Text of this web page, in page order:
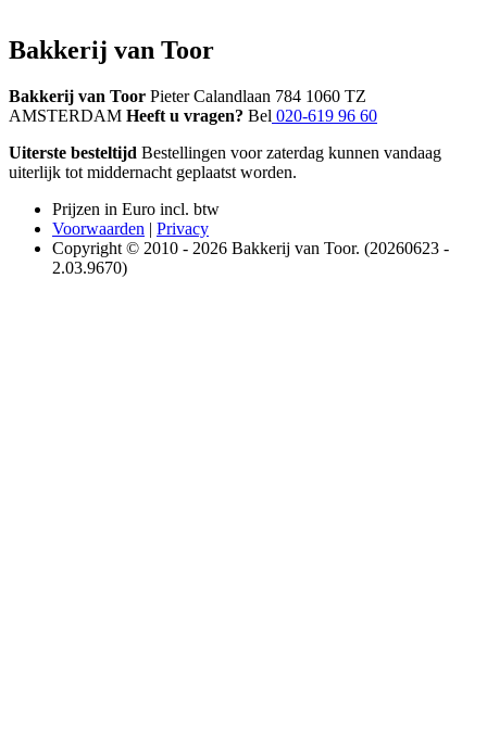
Bakkerij van Toor
Bakkerij van Toor Pieter Calandlaan 784 1060 TZ
AMSTERDAM Heeft u vragen? Bel 020-619 96 60
Uiterste besteltijd Bestellingen voor zaterdag kunnen vandaag
uiterlijk tot middernacht geplaatst worden.
Prijzen in Euro incl. btw
Voorwaarden | Privacy
Copyright © 2010 - 2026 Bakkerij van Toor. (20260623 -
2.03.9670)